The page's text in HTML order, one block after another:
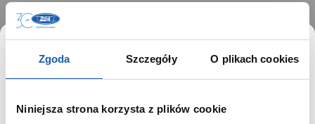
Zgoda Szczegóły O plikach cookies
Niniejsza strona korzysta z plików cookie
3473
26.09.2024